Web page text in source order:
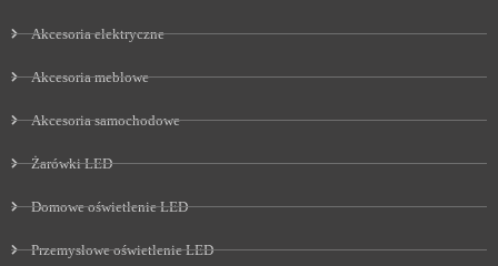
Akcesoria elektryczne
Akcesoria meblowe
Akcesoria samochodowe
Żarówki LED
Domowe oświetlenie LED
Przemysłowe oświetlenie LED